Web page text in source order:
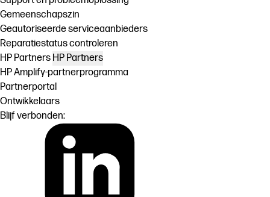
Gemeenschapszin
Geautoriseerde serviceaanbieders
Reparatiestatus controleren
HP Partners HP Partners
HP Amplify-partnerprogramma
Partnerportal
Ontwikkelaars
Blijf verbonden: